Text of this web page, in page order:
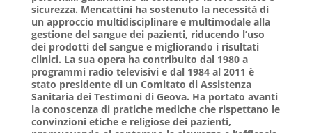
sicurezza. Mencattini ha sostenuto la necessità di
un approccio multidisciplinare e multimodale alla
gestione del sangue dei pazienti, riducendo l’uso
dei prodotti del sangue e migliorando i risultati
clinici. La sua opera ha contribuito dal 1980 a
programmi radio televisivi e dal 1984 al 2011 è
stato presidente di un Comitato di Assistenza
Sanitaria dei Testimoni di Geova. Ha portato avanti
la conoscenza di pratiche mediche che rispettano le
convinzioni etiche e religiose dei pazienti,